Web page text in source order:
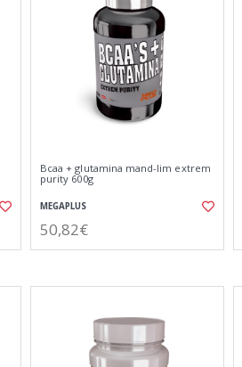
Bcaa + glutamina mand-lim extrem
purity 600g
MEGAPLUS
50,82€